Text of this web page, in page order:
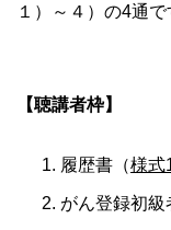
１）～４）の4通で
【聴講者枠】
履歴書（様式
がん登録初級